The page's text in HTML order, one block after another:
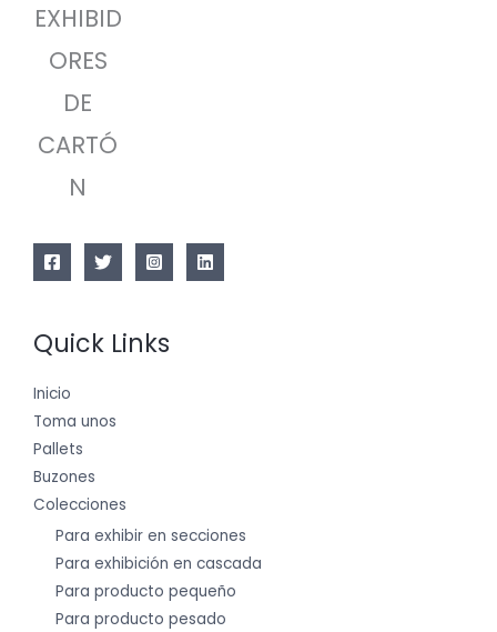
EXHIBID
ORES
DE
CARTÓ
N
Quick Links
Inicio
Toma unos
Pallets
Buzones
Colecciones
Para exhibir en secciones
Para exhibición en cascada
Para producto pequeño
Para producto pesado